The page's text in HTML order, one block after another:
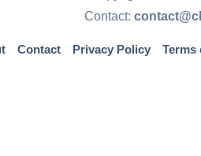
Contact:
Contact Privacy Policy Terms